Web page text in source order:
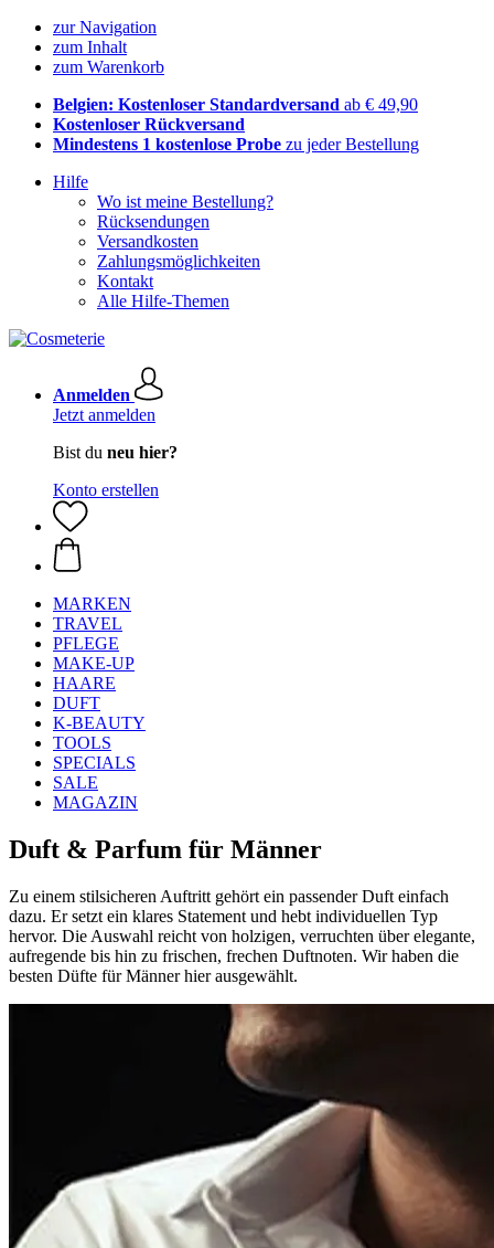
zur Navigation
zum Inhalt
zum Warenkorb
Belgien: Kostenloser Standardversand ab € 49,90
Kostenloser Rückversand
Mindestens 1 kostenlose Probe zu jeder Bestellung
Hilfe
Wo ist meine Bestellung?
Rücksendungen
Versandkosten
Zahlungsmöglichkeiten
Kontakt
Alle Hilfe-Themen
Anmelden
Jetzt anmelden
Bist du neu hier?
Konto erstellen
MARKEN
TRAVEL
PFLEGE
MAKE-UP
HAARE
DUFT
K-BEAUTY
TOOLS
SPECIALS
SALE
MAGAZIN
Duft & Parfum für Männer
Zu einem stilsicheren Auftritt gehört ein passender Duft einfach
dazu. Er setzt ein klares Statement und hebt individuellen Typ
hervor. Die Auswahl reicht von holzigen, verruchten über elegante,
aufregende bis hin zu frischen, frechen Duftnoten. Wir haben die
besten Düfte für Männer hier ausgewählt.